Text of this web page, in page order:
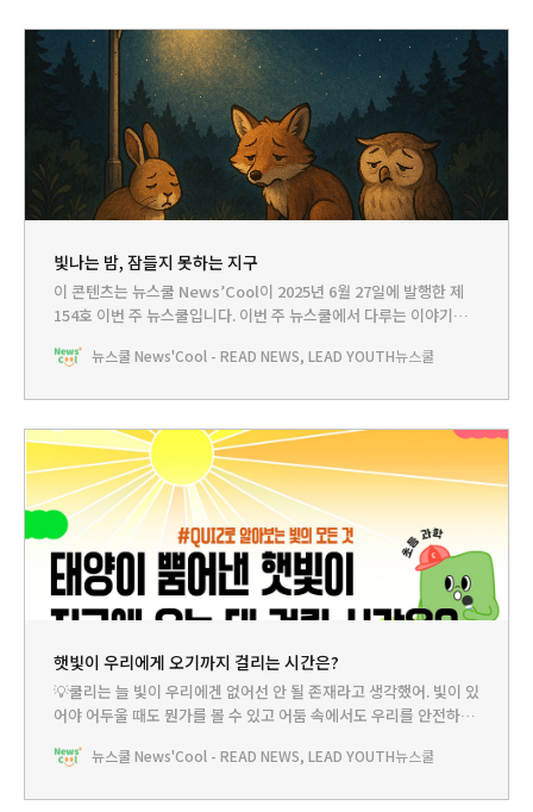
빛나는 밤, 잠들지 못하는 지구
이 콘텐츠는 뉴스쿨 News’Cool이 2025년 6월 27일에 발행한 제
154호 이번 주 뉴스쿨입니다.‌ 이번 주 뉴스쿨에서 다루는 이야기는...
스쿨TV - 햇빛이 우리에게 오기까지 걸리는 시간은?PLAY - 한라산
뉴스쿨 News'Cool - READ NEWS, LEAD YOUTH뉴스쿨
햇빛이 우리에게 오기까지 걸리는 시간은?
💡쿨리는 늘 빛이 우리에겐 없어선 안 될 존재라고 생각했어. 빛이 있
어야 어두울 때도 뭔가를 볼 수 있고 어둠 속에서도 우리를 안전하게
은 충격을 받았어. 자연에서 살아가는 동물과 식물들에게는 빛이 공
뉴스쿨 News'Cool - READ NEWS, LEAD YOUTH뉴스쿨